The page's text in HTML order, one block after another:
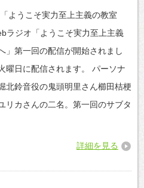
ようこそ実力至上主義の教室
ラジオ「ようこそ実力至上主義
」第一回の配信が開始されまし
曜日に配信されます。 パーソナ
北鈴音役の鬼頭明里さん櫛田桔梗
リカさんの二名。第一回のサブタ
詳細を見る